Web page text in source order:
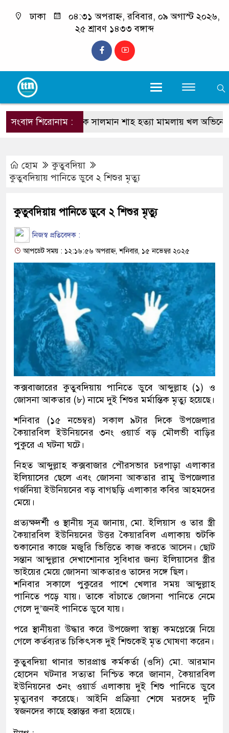
ঢাকা
০৪:৩১ অপরাহ্ন, রবিবার, ০৯ অগাস্ট ২০২৬,
২৫ শ্রাবণ ১৪৩৩ বঙ্গাব্দ
সংবাদ শিরোনাম :নায়ক সালমান শাহ হত্যা মামলায় খল অভিনেতা ডন
হোম
কুতুবদিয়া
কুতুবদিয়ায় পানিতে ডুবে ২ শিশুর মৃত্যু
কুতুবদিয়ায় পানিতে ডুবে ২ শিশুর মৃত্যু
নিজস্ব প্রতিবেদক :
আপডেট সময় : ১২:১৬:৫৬ অপরাহ্ন, শনিবার, ১৫ নভেম্বর ২০২৫
কক্সবাজারের কুতুবদিয়ায় পানিতে ডুবে আব্দুল্লাহ (১) ও
জোসনা আকতার (৮) নামে দুই শিশুর মর্মান্তিক মৃত্যু হয়েছে।
শনিবার (১৫ নভেম্বর) সকাল ৯টার দিকে উপজেলার
কৈয়ারবিল ইউনিয়নের ৩নং ওয়ার্ড বড় মৌলভী বাড়ির
পুকুরে এ ঘটনা ঘটে।
নিহত আব্দুল্লাহ কক্সবাজার পৌরসভার চরপাড়া এলাকার
ইলিয়াসের ছেলে এবং জোসনা আকতার রামু উপজেলার
গর্জনিয়া ইউনিয়নের বড় বাগছড়ি এলাকার কবির আহমদের
মেয়ে।
প্রত্যক্ষদর্শী ও স্থানীয় সূত্র জানায়, মো. ইলিয়াস ও তার স্ত্রী
কৈয়ারবিল ইউনিয়নের উত্তর কৈয়ারবিল এলাকায় শুটকি
শুকানোর কাজে মজুরি ভিত্তিতে কাজ করতে আসেন। ছোট
সন্তান আব্দুল্লার দেখাশোনার সুবিধার জন্য ইলিয়াসের স্ত্রীর
ভাইয়ের মেয়ে জোসনা আকতারও তাদের সঙ্গে ছিল।
শনিবার সকালে পুকুরের পাশে খেলার সময় আব্দুল্লাহ
পানিতে পড়ে যায়। তাকে বাঁচাতে জোসনা পানিতে নেমে
গেলে দু’জনই পানিতে ডুবে যায়।
পরে স্থানীয়রা উদ্ধার করে উপজেলা স্বাস্থ্য কমপ্লেক্সে নিয়ে
গেলে কর্তব্যরত চিকিৎসক দুই শিশুকেই মৃত ঘোষণা করেন।
কুতুবদিয়া থানার ভারপ্রাপ্ত কর্মকর্তা (ওসি) মো. আরমান
হোসেন ঘটনার সত্যতা নিশ্চিত করে জানান, কৈয়ারবিল
ইউনিয়নের ৩নং ওয়ার্ড এলাকায় দুই শিশু পানিতে ডুবে
মৃত্যুবরণ করেছে। আইনি প্রক্রিয়া শেষে মরদেহ দুটি
স্বজনদের কাছে হস্তান্তর করা হয়েছে।